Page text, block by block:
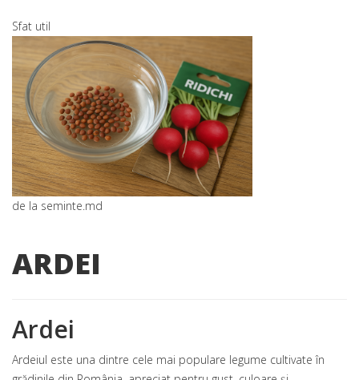
Sfat util
de la seminte.md
ARDEI
Ardei
Ardeiul este una dintre cele mai populare legume cultivate în